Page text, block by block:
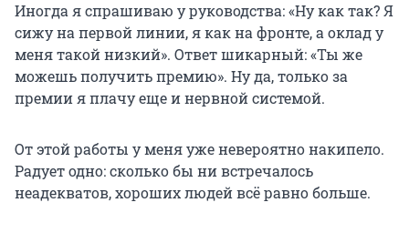
Иногда я спрашиваю у руководства: «Ну как так? Я
сижу на первой линии, я как на фронте, а оклад у
меня такой низкий». Ответ шикарный: «Ты же
можешь получить премию». Ну да, только за
премии я плачу еще и нервной системой.
От этой работы у меня уже невероятно накипело.
Радует одно: сколько бы ни встречалось
неадекватов, хороших людей всё равно больше.